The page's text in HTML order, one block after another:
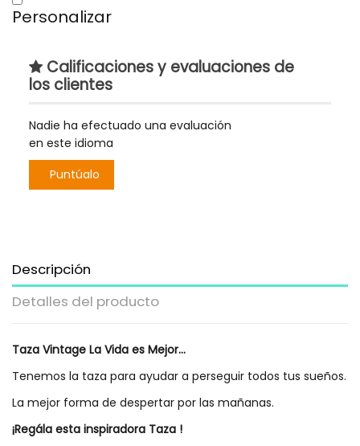
Personalizar
Calificaciones y evaluaciones de
los clientes
Nadie ha efectuado una evaluación
en este idioma
Puntúalo
Descripción
Detalles del producto
Taza Vintage La Vida es Mejor...
Tenemos la taza para ayudar a perseguir todos tus sueños.
La mejor forma de despertar por las mañanas.
¡Regála esta inspiradora Taza !